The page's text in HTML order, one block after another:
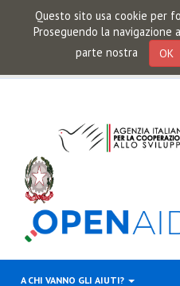
Questo sito usa cookie per
Proseguendo la
parte nostra
OK
A CHI VANNO GLI AIUTI?